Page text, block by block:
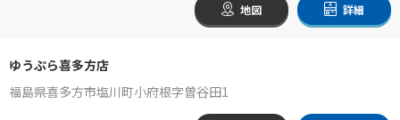
地図 詳細
ゆうぷら喜多方店
福島県喜多方市塩川町小府根字曽谷田1